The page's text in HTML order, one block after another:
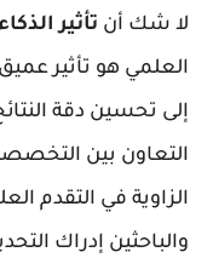
لا شك أن تأثير
العلمي هو تأثير
إلى تحسين دقة
التعاون بين
الزاوية في التقدم
والباحثين إدراك